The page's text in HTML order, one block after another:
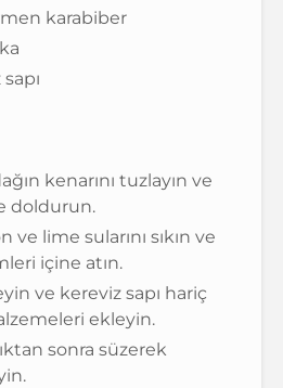
karabiber
kenarını tuzlayın ve
doldurun.
ve lime sularını sıkın ve
içine atın.
ve kereviz sapı hariç
ekleyin.
sonra süzerek